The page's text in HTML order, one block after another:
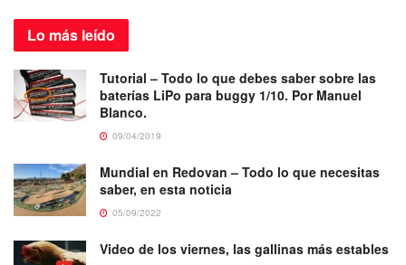
Lo más leído
Tutorial – Todo lo que debes saber sobre las
baterías LiPo para buggy 1/10. Por Manuel
Blanco.
09/04/2019
Mundial en Redovan – Todo lo que necesitas
saber, en esta noticia
05/09/2022
Video de los viernes, las gallinas más estables